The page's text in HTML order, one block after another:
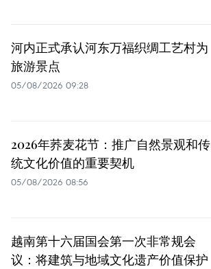
河内正式承认河东万福织绸工艺村为
旅游景点
05/08/2026 09:28
2026年荞麦花节：推广自然景观和传
统文化价值的重要契机
05/08/2026 08:56
越南第十六届国会第一次非常规会
议：将建筑与地域文化遗产价值保护